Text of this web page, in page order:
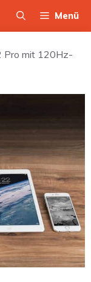
Menü
Pro mit 120Hz-